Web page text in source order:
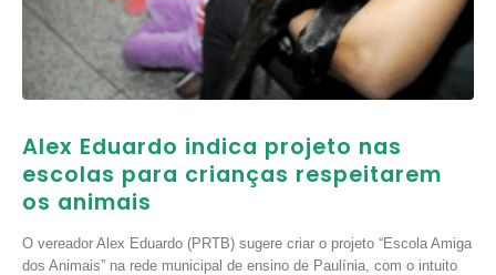
Alex Eduardo indica projeto nas
escolas para crianças respeitarem
os animais
O vereador Alex Eduardo (PRTB) sugere criar o projeto “Escola Amiga
dos Animais” na rede municipal de ensino de Paulínia, com o intuito